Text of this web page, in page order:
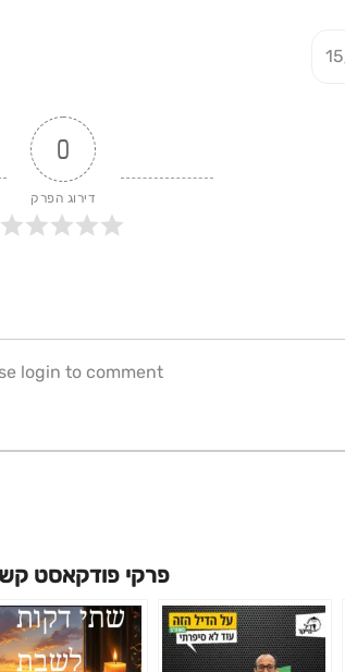
0
דירוג הפרק
login to comment
פרקי פודקאסט